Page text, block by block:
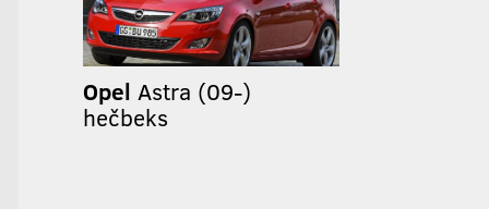
Opel Astra (09-)
hečbeks